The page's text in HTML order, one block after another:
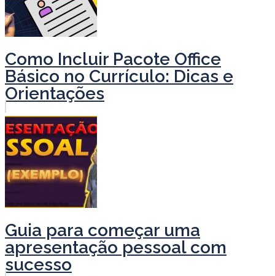
Como Incluir Pacote Office
Básico no Currículo: Dicas e
Orientações
Guia para começar uma
apresentação pessoal com
sucesso